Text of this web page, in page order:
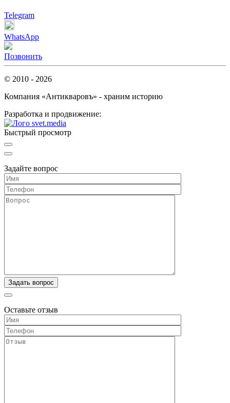
Telegram
WhatsApp
Позвонить
© 2010 - 2026
Компания «Антикваровъ» - храним историю
Разработка и продвижение:
Быстрый просмотр
Задайте вопрос
Оставьте отзыв